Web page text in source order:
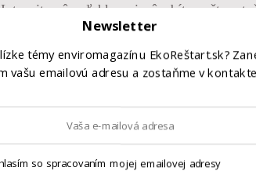
vône ľahko prispôsobíte počtom
vhodnú nádobu, pracovať opatrne
Celý praktický návod nájdete v novom
Newsletter
témy enviromagazínu EkoReštart.sk?
vašu emailovú adresu a zostaňme v
so spracovaním mojej emailovej adresy